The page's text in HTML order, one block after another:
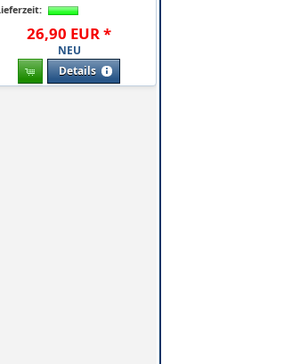
26,90 EUR*
NEU
Details